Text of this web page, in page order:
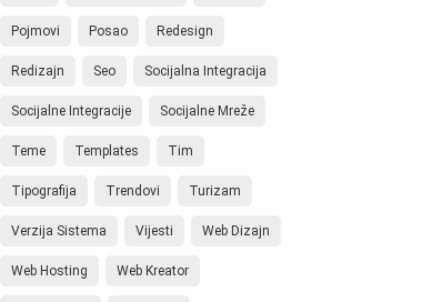
Pojmovi Posao Redesign
Redizajn Seo Socijalna Integracija
Socijalne Integracije Socijalne Mreže
Teme Templates Tim
Tipografija Trendovi Turizam
Verzija Sistema Vijesti Web Dizajn
Web Hosting Web Kreator